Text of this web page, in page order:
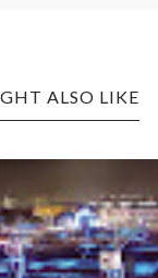
ALSO LIKE